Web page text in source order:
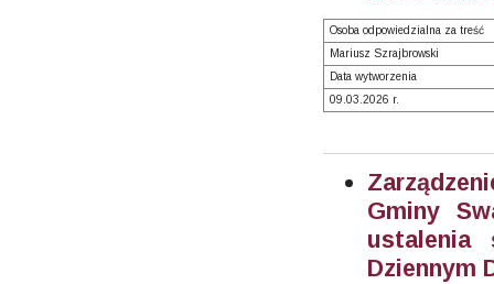
Osoba odpowiedzialna za treść
Mariusz Szrajbrowski
Data wytworzenia
09.03.2026 r.
Gminy
ustalenia
Dziennym